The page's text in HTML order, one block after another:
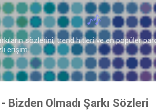
Ana içeriğe atla
sözlerini, trend hitleri ve en popüler
erişim.
Olmadı Şarkı Sözleri